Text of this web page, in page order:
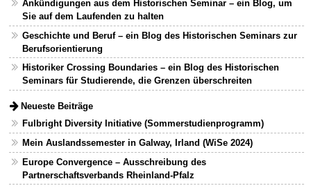
Ankündigungen aus dem Historischen Seminar – ein Blog, um
Sie auf dem Laufenden zu halten
Geschichte und Beruf – ein Blog des Historischen Seminars zur
Berufsorientierung
Historiker Crossing Boundaries – ein Blog des Historischen
Seminars für Studierende, die Grenzen überschreiten
Neueste Beiträge
Fulbright Diversity Initiative (Sommerstudienprogramm)
Mein Auslandssemester in Galway, Irland (WiSe 2024)
Europe Convergence – Ausschreibung des
Partnerschaftsverbands Rheinland-Pfalz